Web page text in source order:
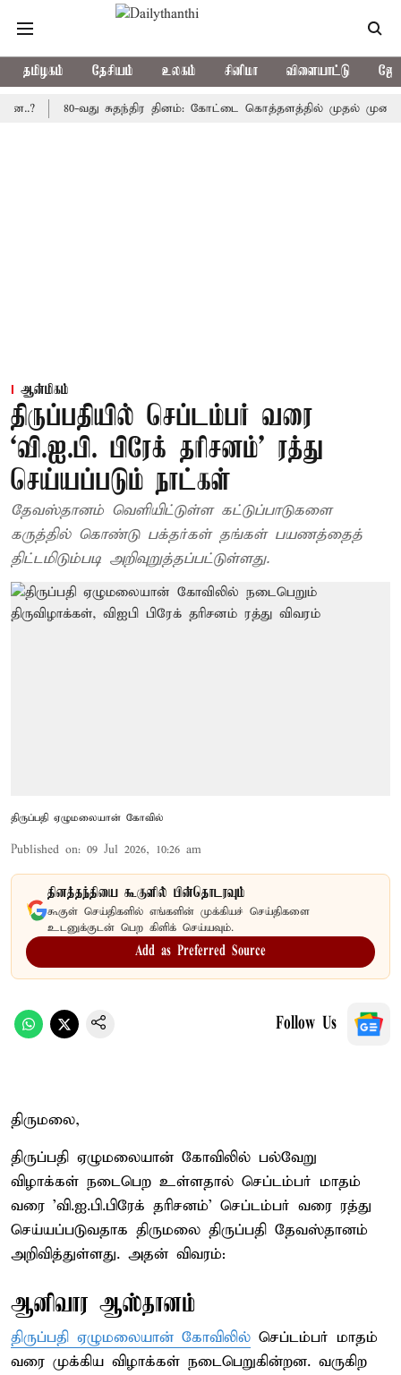
தமிழகம் தேசியம் உலகம் சினிமா விளையாட்டு
80-வது சுதந்திர தினம்: கோட்டை கொத்தளத்தில் முதல் முறையாக
ஆன்மிகம்
திருப்பதியில் செப்டம்பர் வரை
‘வி.ஐ.பி. பிரேக் தரிசனம்’ ரத்து
செய்யப்படும் நாட்கள்
தேவஸ்தானம் வெளியிட்டுள்ள கட்டுப்பாடுகளை
கருத்தில் கொண்டு பக்தர்கள் தங்கள் பயணத்தைத்
திட்டமிடும்படி அறிவுறுத்தப்பட்டுள்ளது.
திருப்பதி ஏழுமலையான் கோவில்
Published on: 09 Jul 2026, 10:26 am
தினத்தந்தியை கூகுளில் பின்தொடரவும்
கூகுள் செய்திகளில் எங்களின் முக்கியச் செய்திகளை
உடனுக்குடன் பெற கிளிக் செய்யவும்.
Add as Preferred Source
Follow Us
திருமலை,
திருப்பதி ஏழுமலையான் கோவிலில் பல்வேறு
விழாக்கள் நடைபெற உள்ளதால் செப்டம்பர் மாதம்
வரை 'வி.ஐ.பி.பிரேக் தரிசனம்' செப்டம்பர் வரை ரத்து
செய்யப்படுவதாக திருமலை திருப்பதி தேவஸ்தானம்
அறிவித்துள்ளது. அதன் விவரம்:
ஆனிவார ஆஸ்தானம்
திருப்பதி ஏழுமலையான் கோவிலில் செப்டம்பர் மாதம்
வரை முக்கிய விழாக்கள் நடைபெறுகின்றன. வருகிற